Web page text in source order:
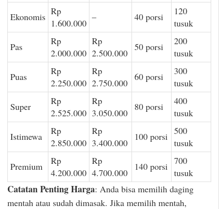
Ekonomis Rp
1.600.000
– 40 porsi
120
tusuk
Pas
Rp
2.000.000
Rp
2.500.000
50 porsi
200
tusuk
Puas
Rp
2.250.000
Rp
2.750.000
60 porsi
300
tusuk
Super
Rp
2.525.000
Rp
3.050.000
80 porsi
400
tusuk
Istimewa
Rp
2.850.000
Rp
3.400.000
100 porsi 500
tusuk
Premium
Rp
4.200.000
Rp
4.700.000
140 porsi 700
tusuk
Catatan Penting Harga: Anda bisa memilih daging
mentah atau sudah dimasak. Jika memilih mentah,